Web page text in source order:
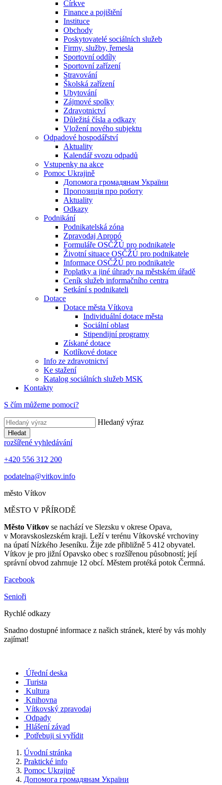
Církve
Finance a pojištění
Instituce
Obchody
Poskytovatelé sociálních služeb
Firmy, služby, řemesla
Sportovní oddíly
Sportovní zařízení
Stravování
Školská zařízení
Ubytování
Zájmové spolky
Zdravotnictví
Důležitá čísla a odkazy
Vložení nového subjektu
Odpadové hospodářství
Aktuality
Kalendář svozu odpadů
Vstupenky na akce
Pomoc Ukrajině
Допомога громадянам України
Пропозиція про роботу
Aktuality
Odkazy
Podnikání
Podnikatelská zóna
Zpravodaj Apropó
Formuláře OSČŽÚ pro podnikatele
Životní situace OSČŽÚ pro podnikatele
Informace OSČŽÚ pro podnikatele
Poplatky a jiné úhrady na městském úřadě
Ceník služeb informačního centra
Setkání s podnikateli
Dotace
Dotace města Vítkova
Individuální dotace města
Sociální oblast
Stipendijní programy
Získané dotace
Kotlíkové dotace
Info ze zdravotnictví
Ke stažení
Katalog sociálních služeb MSK
Kontakty
S čím můžeme pomoci?
Hledaný výraz
Hledat
rozšířené vyhledávání
+420 556 312 200
podatelna@vitkov.info
město Vítkov
MĚSTO V PŘÍRODĚ
Město Vítkov se nachází ve Slezsku v okrese Opava,
v Moravskoslezském kraji. Leží v terénu Vítkovské vrchoviny
na úpatí Nízkého Jeseníku. Žije zde přibližně 5 412 obyvatel.
Vítkov je pro jižní Opavsko obec s rozšířenou působností; její
správní obvod zahrnuje 12 obcí. Městem protéká potok Čermná.
Facebook
Senioři
Rychlé odkazy
Snadno dostupné informace z našich stránek, které by vás mohly
zajímat!
Úřední deska
Turista
Kultura
Knihovna
Vítkovský zpravodaj
Odpady
Hlášení závad
Potřebuji si vyřídit
Úvodní stránka
Praktické info
Pomoc Ukrajině
Допомога громадянам України